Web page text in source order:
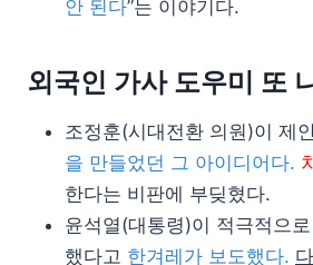
안 된다”는 이야기다.
외국인 가사 도우미 또
조정훈(시대전환 의원)이 제
을 만들었던 그 아이디어다.
한다는 비판에 부딪혔다.
윤석열(대통령)이 적극적으
했다고 한겨레가 보도했다.